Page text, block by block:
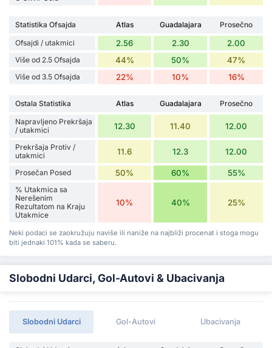
Statistika Ofsajda Atlas Guadalajara
Prosečno
Ofsajdi / utakmici
2.56 2.30 2.00
Više od 2.5 Ofsajda 44% 50% 47%
Više od 3.5 Ofsajda 22% 10% 16%
Ostala Statistika Atlas Guadalajara
Prosečno
Napravljeno Prekršaja
/ utakmici
12.30 11.40 12.00
Prekršaja Protiv /
utakmici
11.6 12.3 12.00
Prosečan Posed 50% 60% 55%
% Utakmica sa
Nerešenim
Rezultatom na Kraju
Utakmice
10% 40% 25%
Neki podaci se zaokružuju naviše ili naniže na najbliži procenat i stoga mogu
biti jednaki 101% kada se saberu.
Slobodni Udarci, Gol-Autovi & Ubacivanja
Slobodni Udarci Gol-Autovi Ubacivanja